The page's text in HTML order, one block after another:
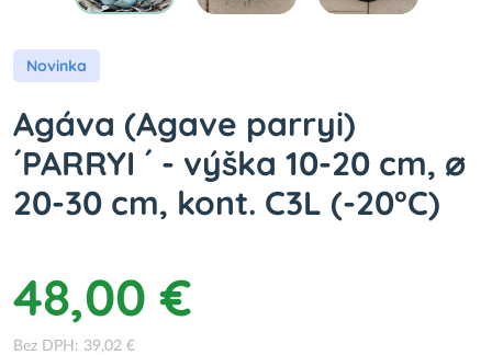
Novinka
Agáva (Agave parryi)
´PARRYI ´ - výška 10-20 cm, ⌀
20-30 cm, kont. C3L (-20°C)
48,00 €
Bez DPH: 39,02 €